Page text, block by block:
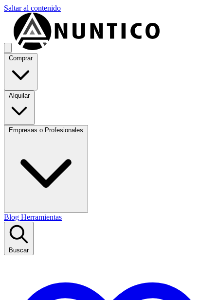
Saltar al contenido
Comprar
Alquilar
Empresas o Profesionales
Blog Herramientas
Buscar